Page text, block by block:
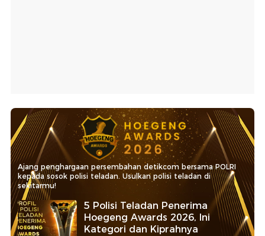
Ajang penghargaan persembahan detikcom bersama POLRI
kepada sosok polisi teladan. Usulkan polisi teladan di
sekitarmu!
5 Polisi Teladan Penerima
Hoegeng Awards 2026, Ini
Kategori dan Kiprahnya